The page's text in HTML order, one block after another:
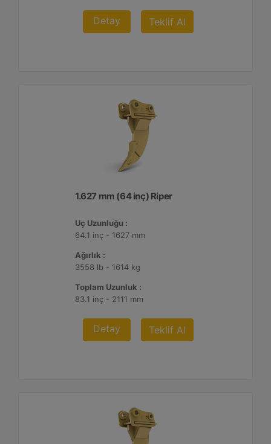
Detay Teklif Al
1.627 mm (64 inç) Riper
Uç Uzunluğu :
64.1 inç - 1627 mm
Ağırlık :
3558 lb - 1614 kg
Toplam Uzunluk :
83.1 inç - 2111 mm
Detay Teklif Al